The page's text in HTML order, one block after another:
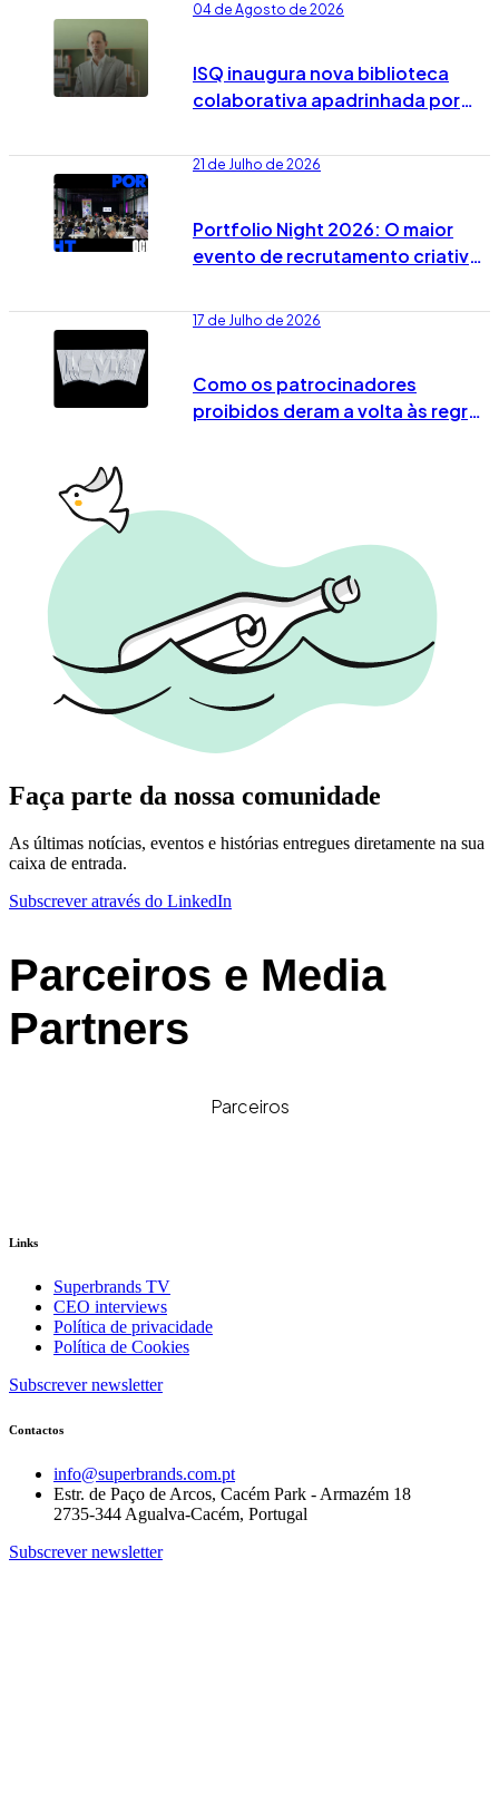
04 de Agosto de 2026
ISQ inaugura nova biblioteca
colaborativa apadrinhada por
21 de Julho de 2026
Portfolio Night 2026: O maior
evento de recrutamento criativo
17 de Julho de 2026
Como os patrocinadores
proibidos deram a volta às regras
Faça parte da nossa comunidade
As últimas notícias, eventos e histórias entregues diretamente na sua
caixa de entrada.
Subscrever através do LinkedIn
Parceiros e Media
Partners
Parceiros
Links
Superbrands TV
CEO interviews
Política de privacidade
Política de Cookies
Subscrever newsletter
Contactos
info@superbrands.com.pt
Estr. de Paço de Arcos, Cacém Park - Armazém 18
2735-344 Agualva-Cacém, Portugal
Subscrever newsletter